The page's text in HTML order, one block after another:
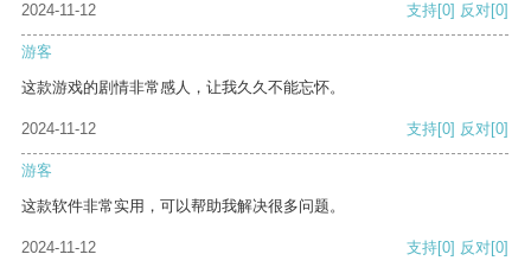
2024-11-12
支持[0] 反对[0]
游客
这款游戏的剧情非常感人，让我久久不能忘怀。
2024-11-12 支持[0] 反对[0]
游客
这款软件非常实用，可以帮助我解决很多问题。
2024-11-12 支持[0] 反对[0]